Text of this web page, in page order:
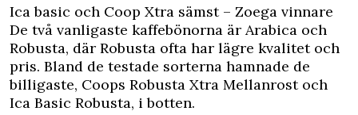
Ica basic och Coop Xtra sämst – Zoega vinnare
De två vanligaste kaffebönorna är Arabica och
Robusta, där Robusta ofta har lägre kvalitet och
pris. Bland de testade sorterna hamnade de
billigaste, Coops Robusta Xtra Mellanrost och
Ica Basic Robusta, i botten.